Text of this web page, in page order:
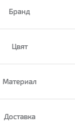
Бранд
Цвят
Материал
Доставка